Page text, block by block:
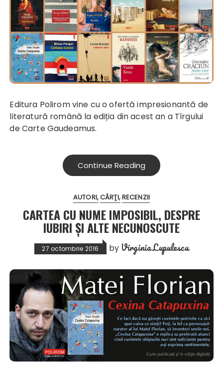
Editura Polirom vine cu o ofertă impresionantă de
literatură română la ediția din acest an a Tîrgului
de Carte Gaudeamus.
Continue Reading
AUTORI CĂRŢI RECENZII
CARTEA CU NUME IMPOSIBIL, DESPRE
IUBIRI ȘI ALTE NECUNOSCUTE
27 octombrie 2016 by Virginia Lupulescu